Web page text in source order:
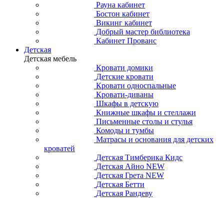
Рауна кабинет
Бостон кабинет
Викинг кабинет
Добрый мастер библиотека
Кабинет Прованс
Детская
Детская мебель
Кровати домики
Детские кровати
Кровати односпальные
Кровати-диваны
Шкафы в детскую
Книжные шкафы и стеллажи
Письменные столы и стулья
Комоды и тумбы
Матрасы и основания для детских
кроватей
Детская Тимберика Кидс
Детская Айно NEW
Детская Грета NEW
Детская Бетти
Детская Рандеву